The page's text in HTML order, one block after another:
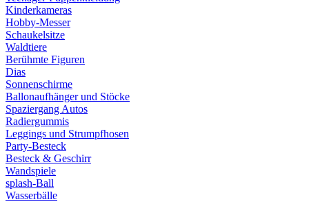
Kinderkameras
Hobby-Messer
Schaukelsitze
Waldtiere
Berühmte Figuren
Dias
Sonnenschirme
Ballonaufhänger und Stöcke
Spaziergang Autos
Radiergummis
Leggings und Strumpfhosen
Party-Besteck
Besteck & Geschirr
Wandspiele
splash-Ball
Wasserbälle